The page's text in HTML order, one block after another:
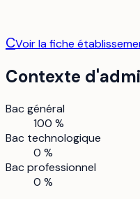
CVoir la fiche
Contexte
Bac général
100 %
Bac technologique
0 %
Bac professionnel
0 %